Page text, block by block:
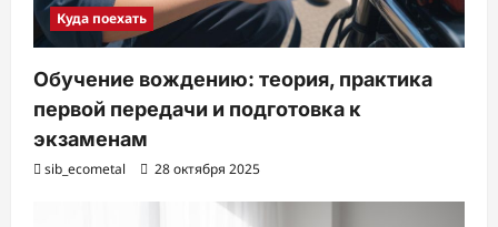
Куда поехать
Обучение вождению: теория, практика
первой передачи и подготовка к
экзаменам
sib_ecometal 28 октября 2025